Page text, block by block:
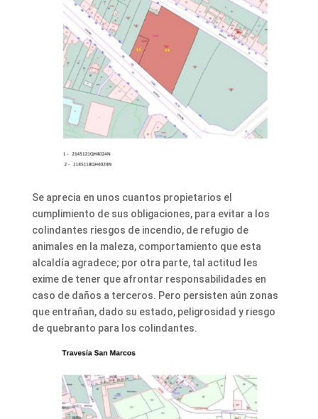
Se aprecia en unos cuantos propietarios el
cumplimiento de sus obligaciones, para evitar a los
colindantes riesgos de incendio, de refugio de
animales en la maleza, comportamiento que esta
alcaldía agradece; por otra parte, tal actitud les
exime de tener que afrontar responsabilidades en
caso de daños a terceros. Pero persisten aún zonas
que entrañan, dado su estado, peligrosidad y riesgo
de quebranto para los colindantes.